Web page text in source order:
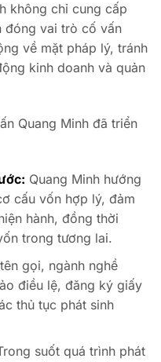
không chỉ cung cấp
đóng vai trò cố vấn
về mặt pháp lý, tránh
kinh doanh và quản
Quang Minh đã triển
Quang Minh hướng
cấu vốn hợp lý, đảm
hành, đồng thời
trong tương lai.
gọi, ngành nghề
điều lệ, đăng ký giấy
thủ tục phát sinh
suốt quá trình phát